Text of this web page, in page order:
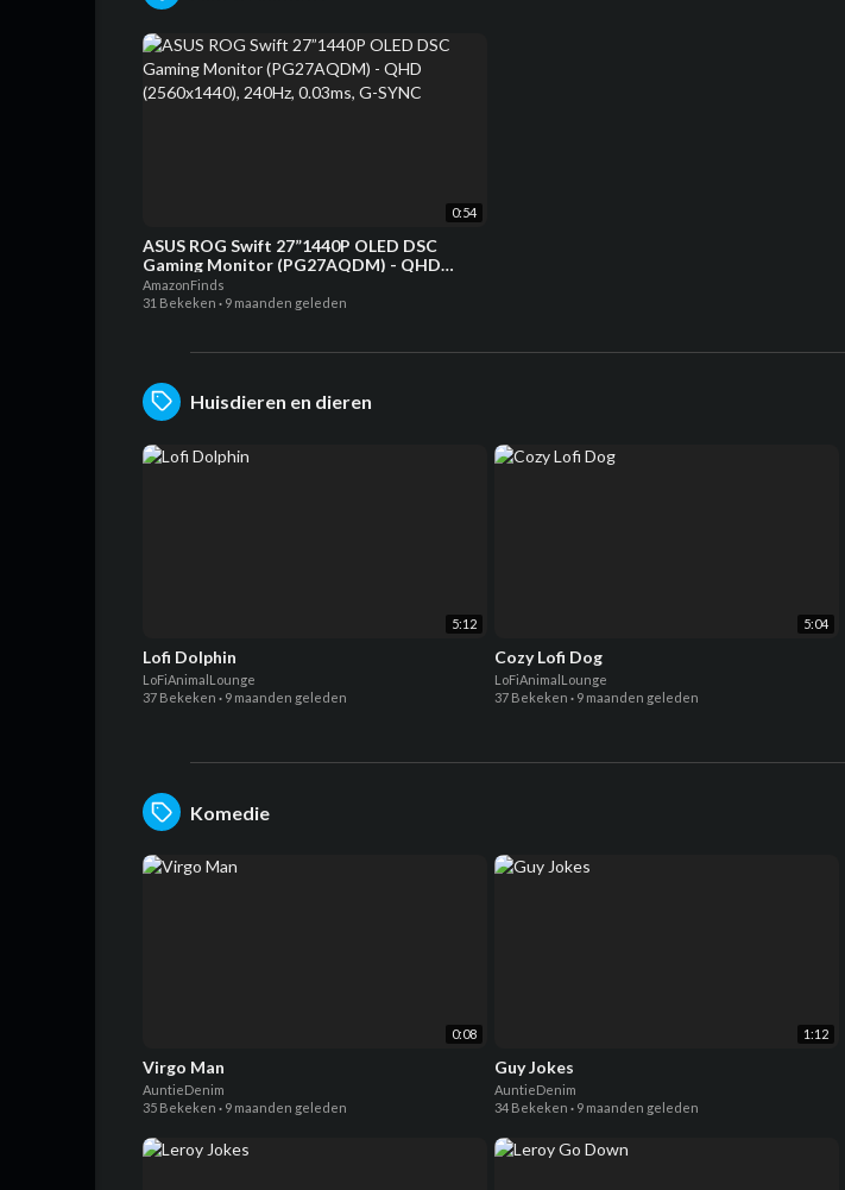
0:54
ASUS ROG Swift 27”1440P OLED DSC
Gaming Monitor (PG27AQDM) - QHD
(2560x1440), 240Hz, 0.03ms, G-SYNC
AmazonFinds
31 Bekeken · 9 maanden geleden
Huisdieren en dieren
5:12
Lofi Dolphin
LoFiAnimalLounge
37 Bekeken · 9 maanden geleden
5:04
Cozy Lofi Dog
LoFiAnimalLounge
37 Bekeken · 9 maanden geleden
Komedie
0:08
Virgo Man
AuntieDenim
35 Bekeken · 9 maanden geleden
1:12
Guy Jokes
AuntieDenim
34 Bekeken · 9 maanden geleden